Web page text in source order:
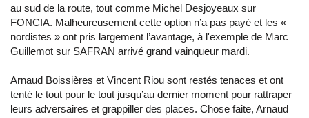
au sud de la route, tout comme Michel Desjoyeaux sur
FONCIA. Malheureusement cette option n’a pas payé et les «
nordistes » ont pris largement l’avantage, à l'exemple de Marc
Guillemot sur SAFRAN arrivé grand vainqueur mardi.
Arnaud Boissières et Vincent Riou sont restés tenaces et ont
tenté le tout pour le tout jusqu’au dernier moment pour rattraper
leurs adversaires et grappiller des places. Chose faite, Arnaud